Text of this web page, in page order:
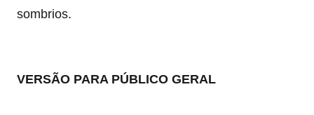
sombrios.
VERSÃO PARA PÚBLICO GERAL